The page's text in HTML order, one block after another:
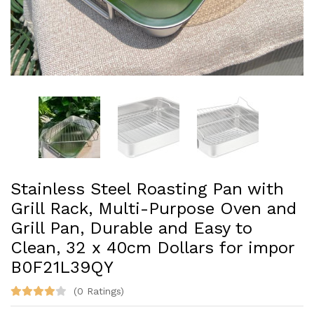
Stainless Steel Roasting Pan with
Grill Rack, Multi-Purpose Oven and
Grill Pan, Durable and Easy to
Clean, 32 x 40cm Dollars for impor
B0F21L39QY
(0 Ratings)